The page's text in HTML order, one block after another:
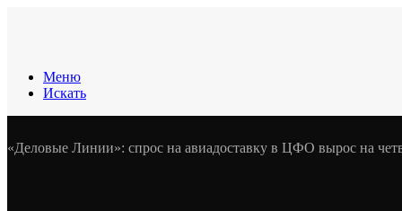
Меню
Искать
«Деловые Линии»: спрос на авиадоставку в ЦФО вырос на